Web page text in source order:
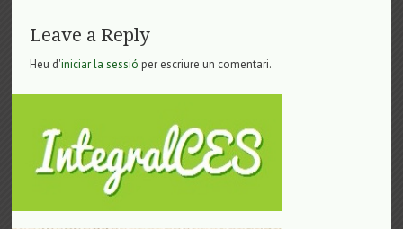
Leave a Reply
Heu d'iniciar la sessió per escriure un comentari.